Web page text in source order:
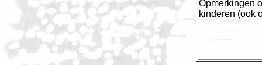
Opmerkingen
kinderen (ook